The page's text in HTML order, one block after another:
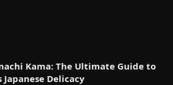
Kama: The Ultimate Guide to
Japanese Delicacy